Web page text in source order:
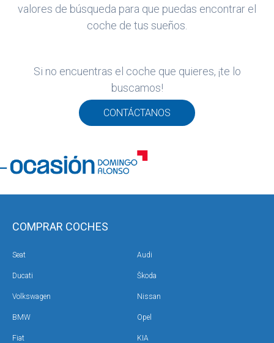
Combustible y cambio (0)
(0)
valores de búsqueda para que puedas encontrar el
coche de tus sueños.
Si no encuentras el coche que quieres, ¡te lo
buscamos!
CONTÁCTANOS
COMPRAR COCHES
Seat Audi
Ducati Škoda
Volkswagen Nissan
BMW Opel
Fiat KIA